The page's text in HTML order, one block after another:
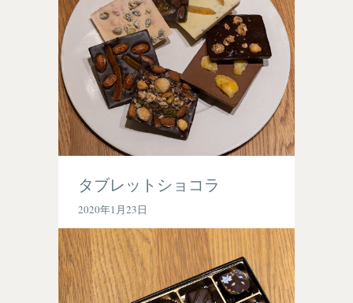
タブレットショコラ
2020年1月23日